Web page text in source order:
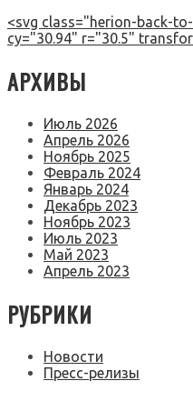
<svg class="herion-back-
cy="30.94" r="30.5"
АРХИВЫ
Июль 2026
Апрель 2026
Ноябрь 2025
Февраль 2024
Январь 2024
Декабрь 2023
Ноябрь 2023
Июль 2023
Май 2023
Апрель 2023
РУБРИКИ
Новости
Пресс-релизы